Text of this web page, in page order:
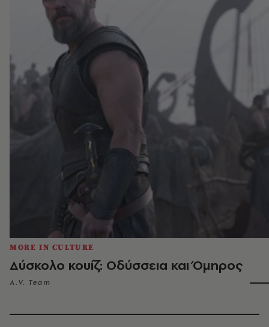
MORE IN CULTURE
Δύσκολο κουίζ: Οδύσσεια και Όμηρος
A.V. Team